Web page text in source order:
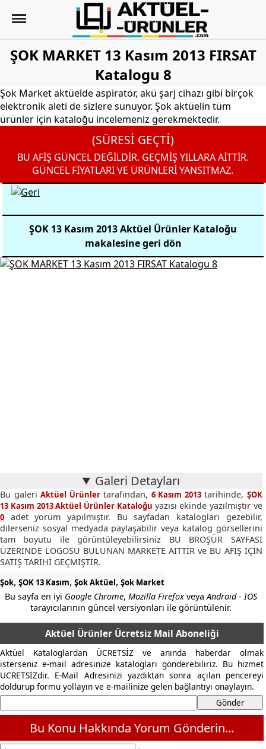
ŞOK MARKET 13 Kasım 2013 FIRSAT
Katalogu 8
Şok Market aktüelde aspiratör, akü şarj cihazı gibi birçok
elektronik aleti de sizlere sunuyor. Şok aktüelin tüm
ürünler için kataloğu incelemeniz gerekmektedir.
(SÜRESİ GEÇTİ)
BU AFİŞ GÜNCEL DEĞİLDİR. GEÇMİŞ YILLARA AİTTİR.
GÜNCEL FİYATLARI VE ÜRÜNLERİ YANSITMAZ.
ŞOK 13 Kasım 2013 Aktüel Ürünler Kataloğu
makalesine geri dön
Galeri Detayları
Bu galeriAktüel Ürünlertarafından, 6 Kasım 2013tarihinde, ŞOK
13 Kasım 2013 Aktüel Ürünler Kataloğu yazısı ekinde yazılmıştır ve
0 adet yorum yapılmıştır. Bu sayfadan katalogları gezebilir,
dilerseniz sosyal medyada paylaşabilir veya katalog görsellerini
tam boyutu ile görüntüleyebilirsiniz BU BROŞÜR SAYFASI
ÜZERİNDE LOGOSU BULUNAN MARKETE AİTTİR ve BU AFİŞ İÇİN
SATIŞ TARİHİ GEÇMİŞTİR.
Şok, ŞOK 13 Kasım, Şok Aktüel, Şok Market
Bu sayfa en iyi Google Chrome,Mozilla Firefox veyaAndroid - IOS
tarayıcılarının güncel versiyonları ile görüntülenir.
Aktüel Ürünler Ücretsiz Mail Aboneliği
Aktüel Kataloglardan ÜCRETSİZ ve anında haberdar olmak
isterseniz e-mail adresinize katalogları gönderebiliriz. Bu hizmet
ÜCRETSİZdir. E-Mail Adresinizi yazdıktan sonra açılan pencereyi
doldurup formu yollayın ve e-mailinize gelen bağlantıyı onaylayın.
Bu Konu Hakkında Yorum Gönderin...